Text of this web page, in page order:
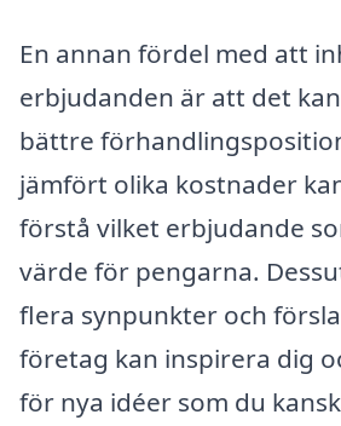
En annan fördel med att
erbjudanden är att det
bättre
jämfört olika kostnader
förstå vilket erbjudande
värde för pengarna.
flera synpunkter och
företag kan inspirera dig
för nya idéer som du